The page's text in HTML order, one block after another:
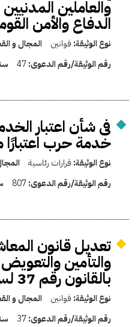
والعاملين
الدفاع والأمن
نوع الوثيقة: قوانين المجال و
رقم الوثيقة/رقم الدعوى:47
فى شأن اعتبار
خدمة حرب اعتبارًا من 5/6/
نوع الوثيقة: قرارات رئاسية
رقم الوثيقة/رقم الدعوى:807
تعديل قانون
والتأمين
بالقانون رقم 37 لسنة 1971
نوع الوثيقة: قوانين المجال و
رقم الوثيقة/رقم الدعوى:37